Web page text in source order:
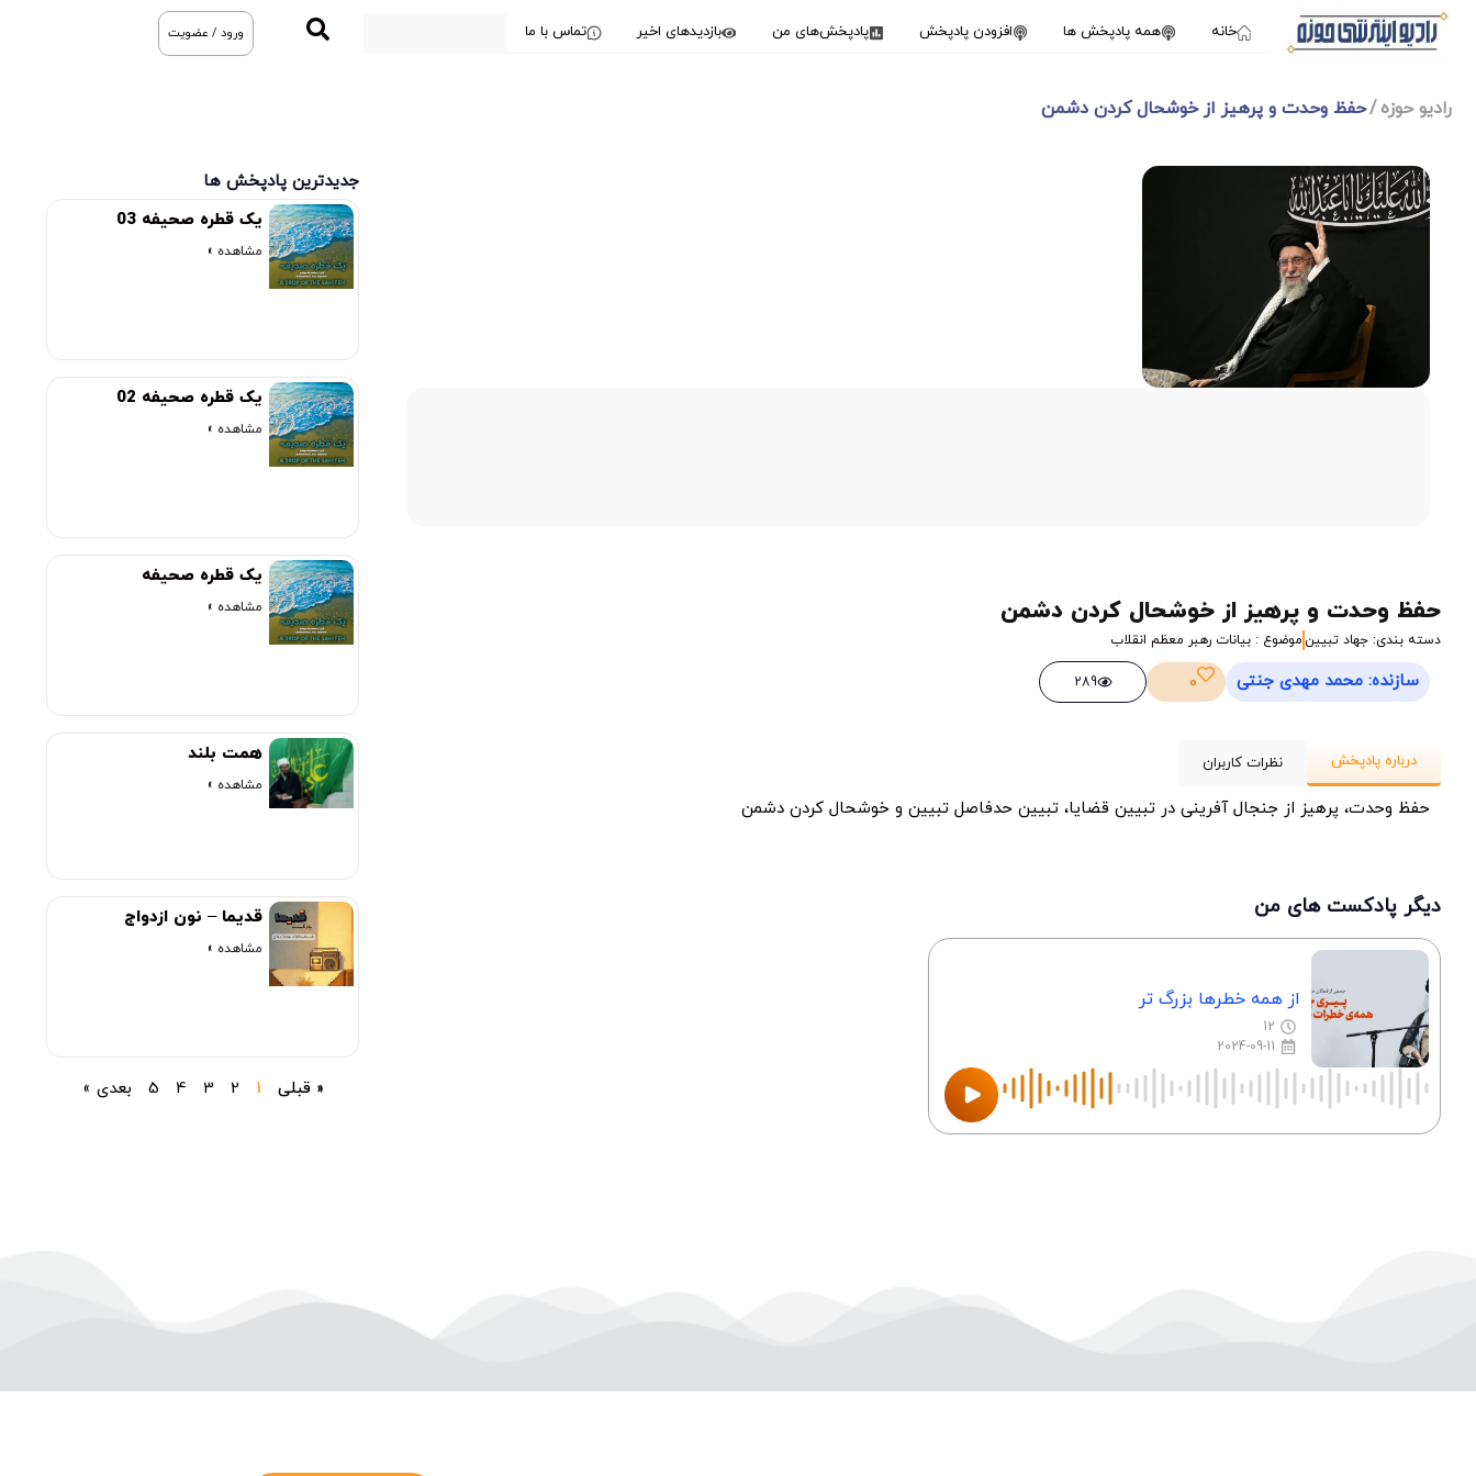
خانه همه پادپخش ها افزودن پادپخش پادپخش‌های من بازدیدهای اخیر تماس با ما ورود / عضویت
رادیو حوزه حفظ وحدت و پرهیز از خوشحال کردن دشمن
حفظ وحدت و پرهیز از خوشحال کردن دشمن
دسته بندی: جهاد تبیین موضوع : بیانات رهبر معظم انقلاب
سازنده: محمد مهدی جنتی 0
289
درباره پادپخش نظرات کاربران
حفظ وحدت، پرهیز از جنجال آفرینی در تبیین قضایا، تبیین حدفاصل تبیین و خوشحال کردن دشمن
دیگر پادکست های من
از همه خطرها بزرگ تر
12
2024-09-11
جدیدترین پادپخش ها
یک قطره صحیفه 03
مشاهده »
یک قطره صحیفه 02
مشاهده »
یک قطره صحیفه
مشاهده »
همت بلند
مشاهده »
قدیما – نون ازدواج
مشاهده »
« قبلی 1
2
3
4
5 بعدی »